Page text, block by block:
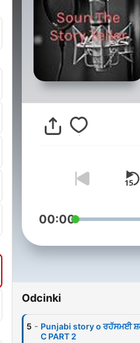
00:00
Odcinki
5 - Punjabi story o ਰਹੱਸਮਈ
C PART 2